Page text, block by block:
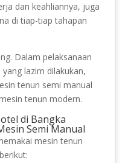
dan keahliannya, juga
di tiap-tiap tahapan
Dalam pelaksanaan
lazim dilakukan,
tenun semi manual
tenun modern.
di Bangka
Semi Manual
mesin tenun